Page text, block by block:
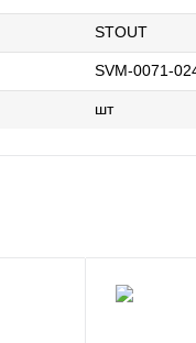
STOUT
SVM-0071-
шт